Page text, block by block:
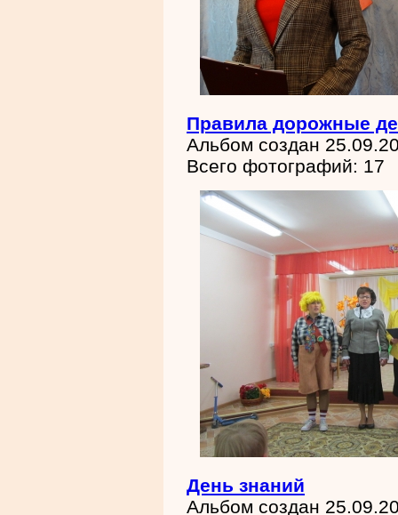
Правила дорожные
Альбом создан
Всего фотографий: 17
День знаний
Альбом создан